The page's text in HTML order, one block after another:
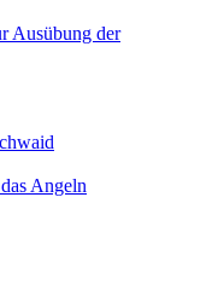
Ausübung der
Angeln